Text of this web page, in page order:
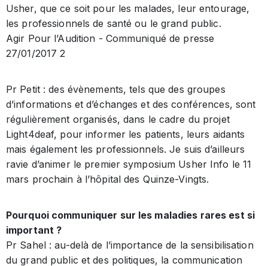
Usher, que ce soit pour les malades, leur entourage,
les professionnels de santé ou le grand public.
Agir Pour l’Audition - Communiqué de presse
27/01/2017 2
Pr Petit : des évènements, tels que des groupes
d’informations et d’échanges et des conférences, sont
régulièrement organisés, dans le cadre du projet
Light4deaf, pour informer les patients, leurs aidants
mais également les professionnels. Je suis d’ailleurs
ravie d’animer le premier symposium Usher Info le 11
mars prochain à l’hôpital des Quinze-Vingts.
Pourquoi communiquer sur les maladies rares est si
important ?
Pr Sahel : au-delà de l’importance de la sensibilisation
du grand public et des politiques, la communication